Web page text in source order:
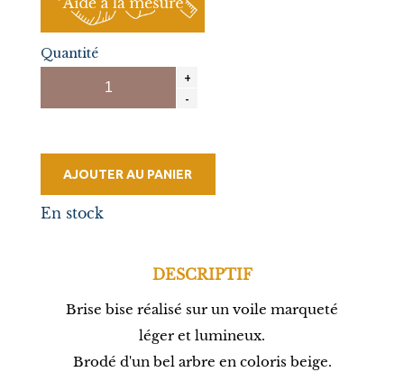
Quantité
AJOUTER AU PANIER
En stock
DESCRIPTIF
Brise bise réalisé sur un voile marqueté
léger et lumineux.
Brodé d'un bel arbre en coloris beige.